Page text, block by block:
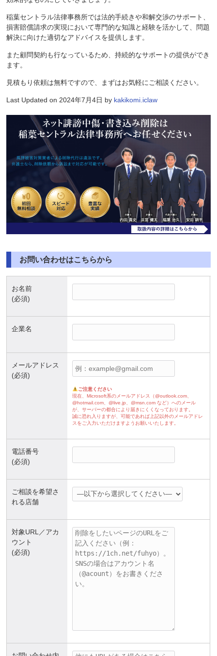
稲葉セントラル法律事務所では法的手続きや和解交渉のサポート、
損害賠償請求の実現において専門的な知識と経験を活かして、問題
解決に向けた適切なアドバイスを提供します。
また顧問契約も行なっているため、持続的なサポートの提供ができ
ます。
見積もり依頼は無料ですので、まずはお気軽にご相談ください。
Last Updated on 2024年7月4日 by kakikomi.iclaw
お問い合わせはこちらから
お名前
(必須)
企業名
メールアドレス
(必須)
ご注意ください
現在、Microsoft系のメールアドレス（@outlook.com、
@hotmail.com、@live.jp、@msn.com など）へのメール
が、サーバーの都合により届きにくくなっております。
誠に恐れ入りますが、可能であれば上記以外のメールアドレ
スをご入力いただけますようお願いいたします。
電話番号
(必須)
ご相談を希望さ
れる店舗
対象URL／アカ
ウント
(必須)